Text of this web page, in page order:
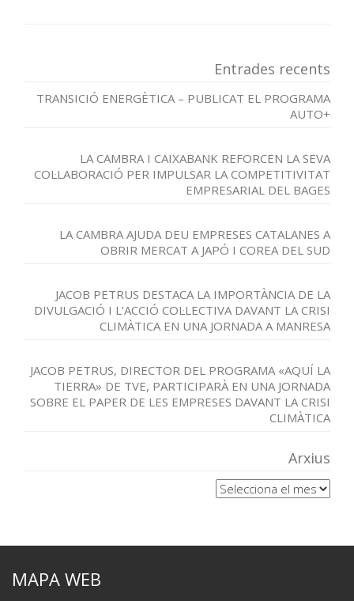
Entrades recents
TRANSICIÓ ENERGÈTICA – PUBLICAT EL PROGRAMA
AUTO+
LA CAMBRA I CAIXABANK REFORCEN LA SEVA
COL·LABORACIÓ PER IMPULSAR LA COMPETITIVITAT
EMPRESARIAL DEL BAGES
LA CAMBRA AJUDA DEU EMPRESES CATALANES A
OBRIR MERCAT A JAPÓ I COREA DEL SUD
JACOB PETRUS DESTACA LA IMPORTÀNCIA DE LA
DIVULGACIÓ I L’ACCIÓ COL·LECTIVA DAVANT LA CRISI
CLIMÀTICA EN UNA JORNADA A MANRESA
JACOB PETRUS, DIRECTOR DEL PROGRAMA «AQUÍ LA
TIERRA» DE TVE, PARTICIPARÀ EN UNA JORNADA
SOBRE EL PAPER DE LES EMPRESES DAVANT LA CRISI
CLIMÀTICA
Arxius
Arxius
MAPA WEB